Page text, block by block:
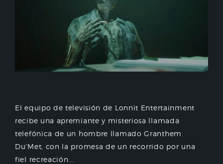
El equipo de televisión de Lonnit Entertainment
recibe una apremiante y misteriosa llamada
telefónica de un hombre llamado Granthem
Du'Met, con la promesa de un recorrido por una
fiel recreación...